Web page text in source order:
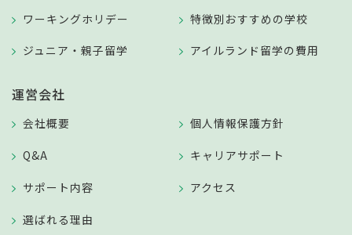
ワーキングホリデー
ジュニア・親子留学
特徴別おすすめの学校
アイルランド留学の費用
運営会社
会社概要
Q&A
サポート内容
選ばれる理由
個人情報保護方針
キャリアサポート
アクセス